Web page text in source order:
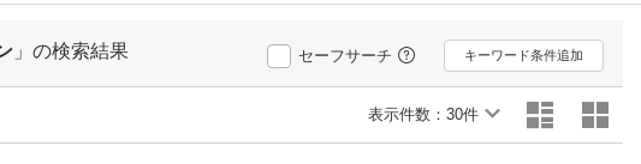
動画配信
楽天TV
動画配信ガイド
」の検索結果 セーフサーチ キーワード条件追加
表示件数： 30件